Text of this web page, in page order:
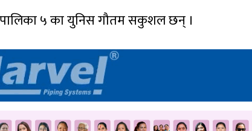
५ का युनिस गौतम सकुशल छन् ।